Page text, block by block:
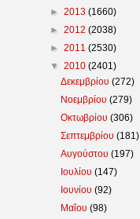
► 2013 (1660)
► 2012 (2038)
► 2011 (2530)
▼ 2010 (2401)
Δεκεμβρίου(272)
Νοεμβρίου(279)
Οκτωβρίου(306)
Σεπτεμβρίου(181)
Αυγούστου(197)
Ιουλίου(147)
Ιουνίου(92)
Μαΐου(98)